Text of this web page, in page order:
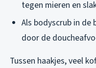
tegen mieren en
Als bodyscrub in de
door de
Tussen haakjes, veel